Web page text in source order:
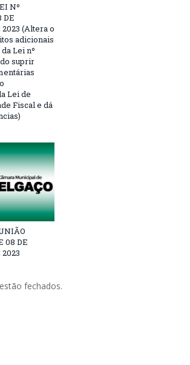
Nº
DE
2023 (Altera o
adicionais
Lei nº
suprir
Lei de
Fiscal e dá
08 DE
fechados.